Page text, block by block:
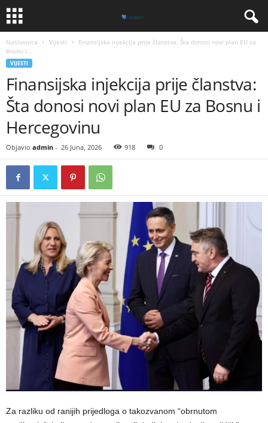
Naslovnica Vijesti
Finansijska injekcija prije članstva: Šta donosi novi plan EU za
Bosnu i...
VIJESTI
Finansijska injekcija prije članstva:
Šta donosi novi plan EU za Bosnu i
Hercegovinu
Objavio admin - 26 Juna, 2026 918 0
Za razliku od ranijih prijedloga o takozvanom “obrnutom